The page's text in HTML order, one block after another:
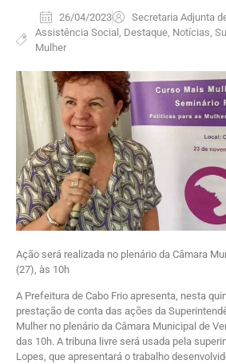
26/04/2023
Secretaria Adjunta
Assistência Social Destaque, Notícias
Mulher
Ação será realizada no plenário da Câmara
(27), às 10h
A Prefeitura de Cabo Frio apresenta, nesta
prestação de conta das ações da
Mulher no plenário da Câmara Municipal de
das 10h. A tribuna livre será usada pela
Lopes, que apresentará o trabalho